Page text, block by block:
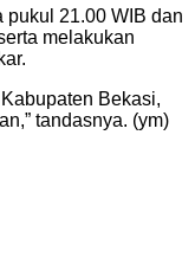
pukul 21.00 WIB dan
melakukan
Bekasi,
tandasnya. (ym)